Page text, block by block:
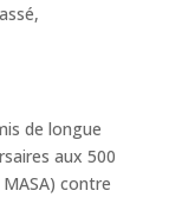
,
de longue
aux 500
contre